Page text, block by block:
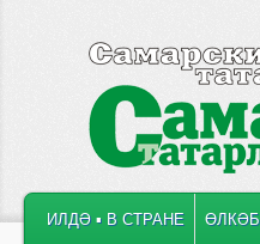
ПЕРЕЙТИ К
ПЕРЕЙТИ К
ИЛДӘ ▪ В СТРАНЕ